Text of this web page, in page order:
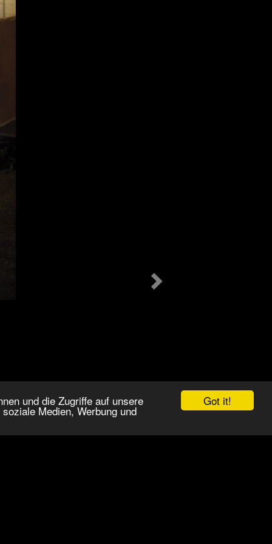
Got it!
und die Zugriffe auf unsere
Medien, Werbung und